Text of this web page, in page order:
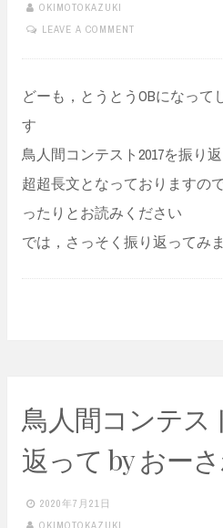
OKIMOTOKAZUKI
LEAVE A COMMENT
どーも，とうとうOBになっ
す
鳥人間コンテスト2017を振り
超超長文となっておりますの
ったりとお読みください
では，さっそく振り返ってみ
鳥人間コンテス
返って by おー
2020年7月21日
OKIMOTOKAZUKI